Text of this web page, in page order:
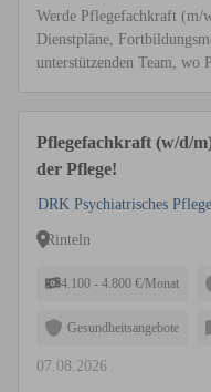
Werde Pflegefachkraft
Dienstpläne,
unterstützenden Team, wo
Pflegefachkraft (w/d/
der Pflege!
DRK Psychiatrisches
Rinteln
4.100 - 4.800 €/Monat
Gesundheitsangebote
07.08.2026